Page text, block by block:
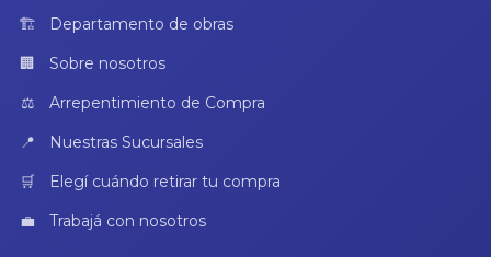
Departamento de obras
Sobre nosotros
Arrepentimiento de Compra
Nuestras Sucursales
Elegí cuándo retirar tu compra
Trabajá con nosotros